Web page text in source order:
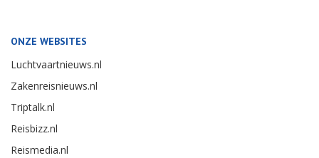
ONZE WEBSITES
Luchtvaartnieuws.nl
Zakenreisnieuws.nl
Triptalk.nl
Reisbizz.nl
Reismedia.nl